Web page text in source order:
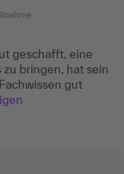
geschafft, eine
bringen, hat sein
gut